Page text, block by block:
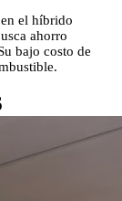
el híbrido
ahorro
bajo costo de